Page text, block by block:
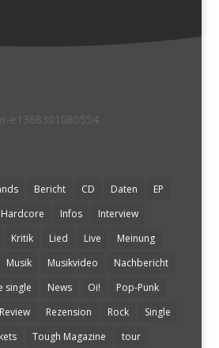
Bericht CD Daten
EP
Hardcore Infos
Interview
Kritik Lied Live
Meinung
Musik Musikvideo
Nachbericht
single News Oi!
Pop-Punk
Review Rezension Rock
Single
Tough Magazine tour